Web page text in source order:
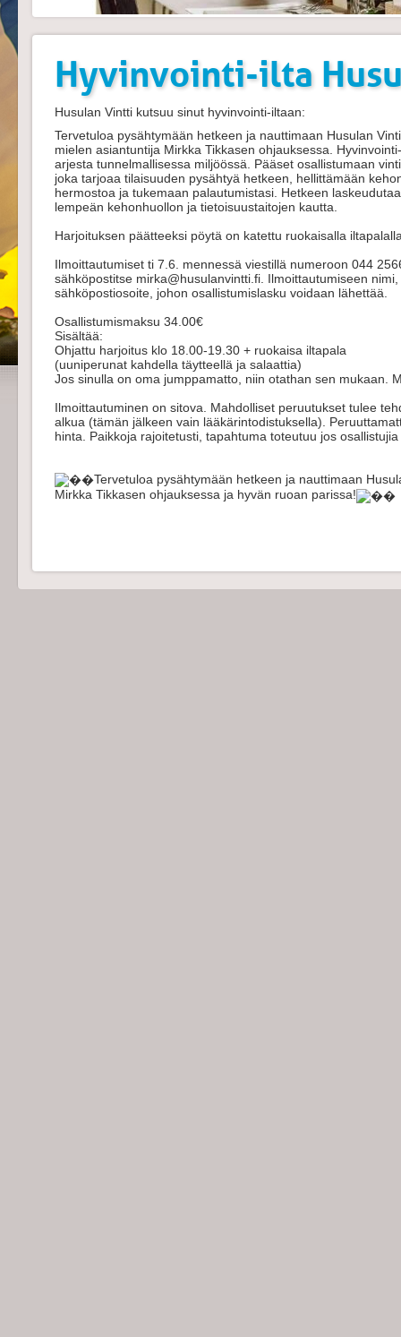
Hyvinvointi-ilta
Husulan Vintti kutsuu sinut hyvinvointi-iltaan:
Tervetuloa pysähtymään hetkeen ja nauttimaan Husulan
mielen asiantuntija Mirkka Tikkasen ohjauksessa.
arjesta tunnelmallisessa miljöössä. Pääset osallistumaan
joka tarjoaa tilaisuuden pysähtyä hetkeen, hellittämään
hermostoa ja tukemaan palautumistasi. Hetkeen
lempeän kehonhuollon ja tietoisuustaitojen kautta.
Harjoituksen päätteeksi pöytä on katettu ruokaisalla
Ilmoittautumiset ti 7.6. mennessä viestillä numeroon 044
sähköpostitse mirka@husulanvintti.fi. Ilmoittautumiseen
sähköpostiosoite, johon osallistumislasku voidaan lähettää.
Osallistumismaksu 34.00€
Sisältää:
Ohjattu harjoitus klo 18.00-19.30 + ruokaisa iltapala
(uuniperunat kahdella täytteellä ja salaattia)
Jos sinulla on oma jumppamatto, niin otathan sen mukaan.
Ilmoittautuminen on sitova. Mahdolliset peruutukset tulee
alkua (tämän jälkeen vain lääkärintodistuksella).
hinta. Paikkoja rajoitetusti, tapahtuma toteutuu jos
Tervetuloa pysähtymään hetkeen ja nauttimaan
Mirkka Tikkasen ohjauksessa ja hyvän ruoan parissa!